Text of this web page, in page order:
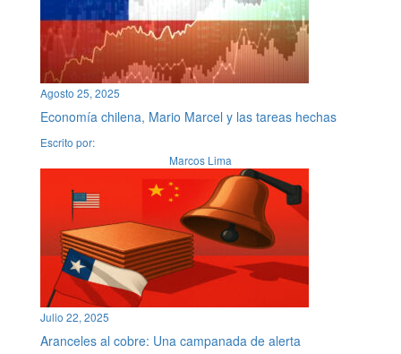
Agosto 25, 2025
Economía chilena, Mario Marcel y las tareas hechas
Escrito por:
Marcos Lima
Julio 22, 2025
Aranceles al cobre: Una campanada de alerta